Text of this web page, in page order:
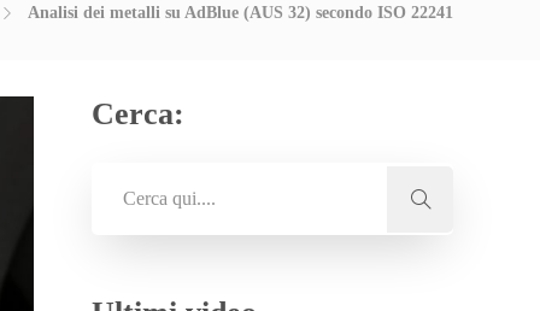
Analisi dei metalli su AdBlue (AUS 32) secondo ISO 22241
Cerca: